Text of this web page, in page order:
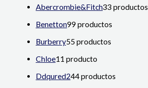
Abercrombie&Fitch33 productos
Benetton99 productos
Burberry55 productos
Chloe11 producto
Ddqured244 productos